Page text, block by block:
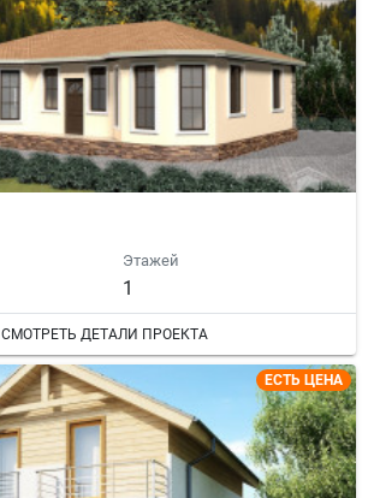
Этажей
1
СМОТРЕТЬ ДЕТАЛИ ПРОЕКТА
ЕСТЬ ЦЕНА